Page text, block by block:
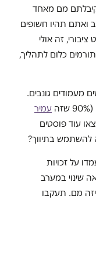
מם מאחד
ואתם תהיו חשופים
זה אולי
כלום לתהליך,
מעמודים גונבים.
עמיר
עוד פוסטים
להשתמש בתיווך?
על זכויות
שינוי במערב
מם. תעקבו